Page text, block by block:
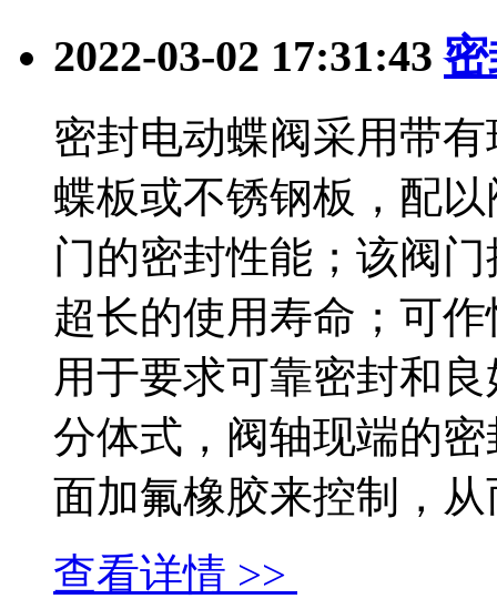
2022-03-02 17:31:43
密封电动蝶阀采用带
蝶板或不锈钢板，配
门的密封性能；该阀
超长的使用寿命；可
用于要求可靠密封和
分体式，阀轴现端的
面加氟橡胶来控制，从
查看详情 >>